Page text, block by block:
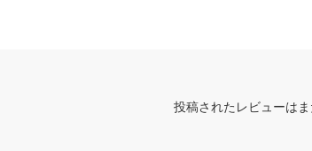
投稿されたレビューはま